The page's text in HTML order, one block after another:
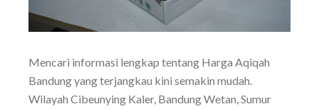
Mencari informasi lengkap tentang Harga Aqiqah
Bandung yang terjangkau kini semakin mudah.
Wilayah Cibeunying Kaler, Bandung Wetan, Sumur